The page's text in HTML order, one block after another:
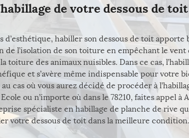
de votre dessous de
d’esthétique, habiller son dessous de toit apporte
de l’isolation de son toiture en empêchant le
la toiture des animaux nuisibles. Dans ce cas,
et s’avère même indispensable pour votre
cas où vous aurez décidé de procéder à
ou n’importe où dans le 78210, faites appel à
spécialiste en habillage de planche de rive
votre dessous de toit dans la meilleure condition.